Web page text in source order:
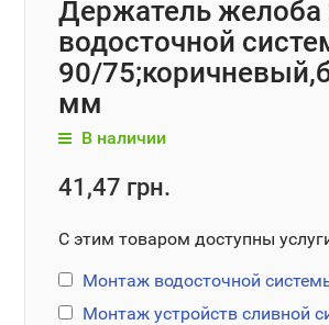
Держатель
водосточной
90/
мм
В наличии
41,47 грн.
С этим товаром доступны
Монтаж водосточной
Монтаж устройств сливной